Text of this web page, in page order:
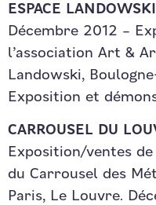
ESPACE LANDOWSKI
Décembre 2012 –
l’association Art &
Landowski,
Exposition et
CARROUSEL DU
Exposition/ventes
du Carrousel des
Paris, Le Louvre.